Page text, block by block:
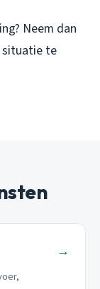
Neem dan
situatie te
→